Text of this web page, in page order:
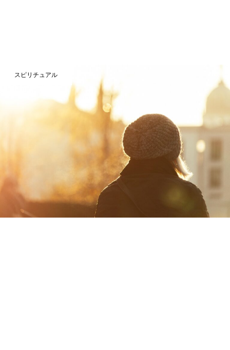
スピリチュアル